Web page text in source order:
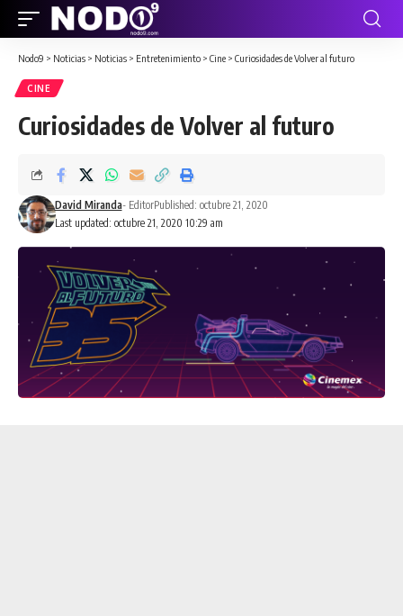
Nodo9 > Noticias > Noticias > Entretenimiento > Cine > Curiosidades de Volver al futuro
CINE
Curiosidades de Volver al futuro
Last updated: octubre 21, 2020 10:29 am
David Miranda- EditorPublished: octubre 21, 2020